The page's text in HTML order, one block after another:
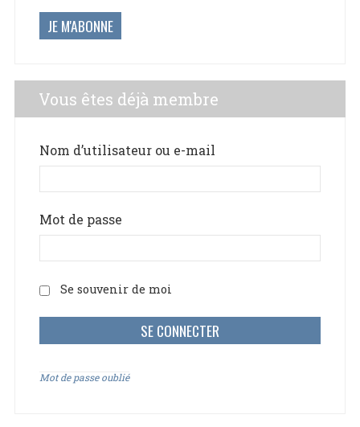
JE M'ABONNE
Vous êtes déjà membre
Nom d’utilisateur ou e-mail
Mot de passe
Se souvenir de moi
Mot de passe oublié